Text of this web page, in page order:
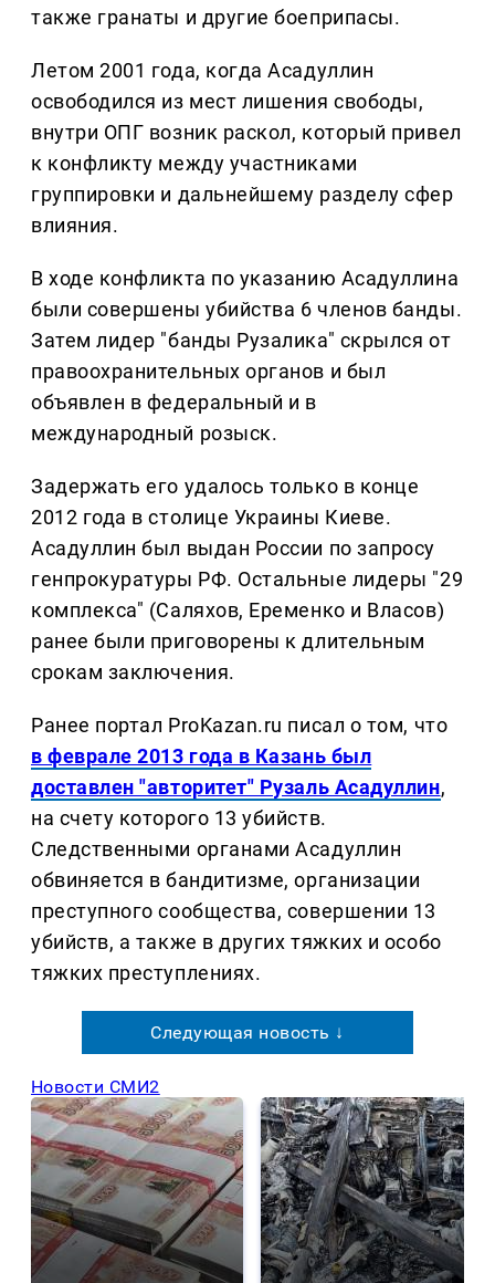
также гранаты и другие боеприпасы.
Летом 2001 года, когда Асадуллин
освободился из мест лишения свободы,
внутри ОПГ возник раскол, который привел
к конфликту между участниками
группировки и дальнейшему разделу сфер
влияния.
В ходе конфликта по указанию Асадуллина
были совершены убийства 6 членов банды.
Затем лидер "банды Рузалика" скрылся от
правоохранительных органов и был
объявлен в федеральный и в
международный розыск.
Задержать его удалось только в конце
2012 года в столице Украины Киеве.
Асадуллин был выдан России по запросу
генпрокуратуры РФ. Остальные лидеры "29
комплекса" (Саляхов, Еременко и Власов)
ранее были приговорены к длительным
срокам заключения.
Ранее портал ProKazan.ru писал о том, что
в феврале 2013 года в Казань был
доставлен "авторитет" Рузаль Асадуллин,
на счету которого 13 убийств.
Следственными органами Асадуллин
обвиняется в бандитизме, организации
преступного сообщества, совершении 13
убийств, а также в других тяжких и особо
тяжких преступлениях.
Следующая новость ↓
Новости СМИ2